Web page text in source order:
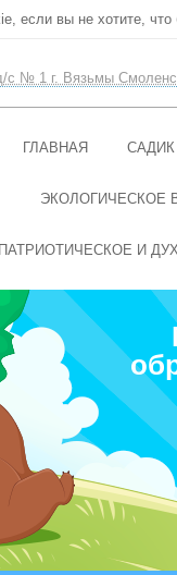
если вы не хотите,
№ 1 г. Вязьмы
ГЛАВНАЯ САДИК
ЭКОЛОГИЧЕСКОЕ
ПАТРИОТИЧЕСКОЕ И